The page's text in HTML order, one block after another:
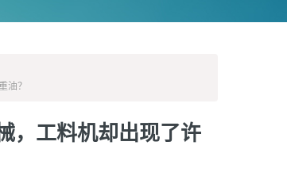
油？
，工料机却出现了许